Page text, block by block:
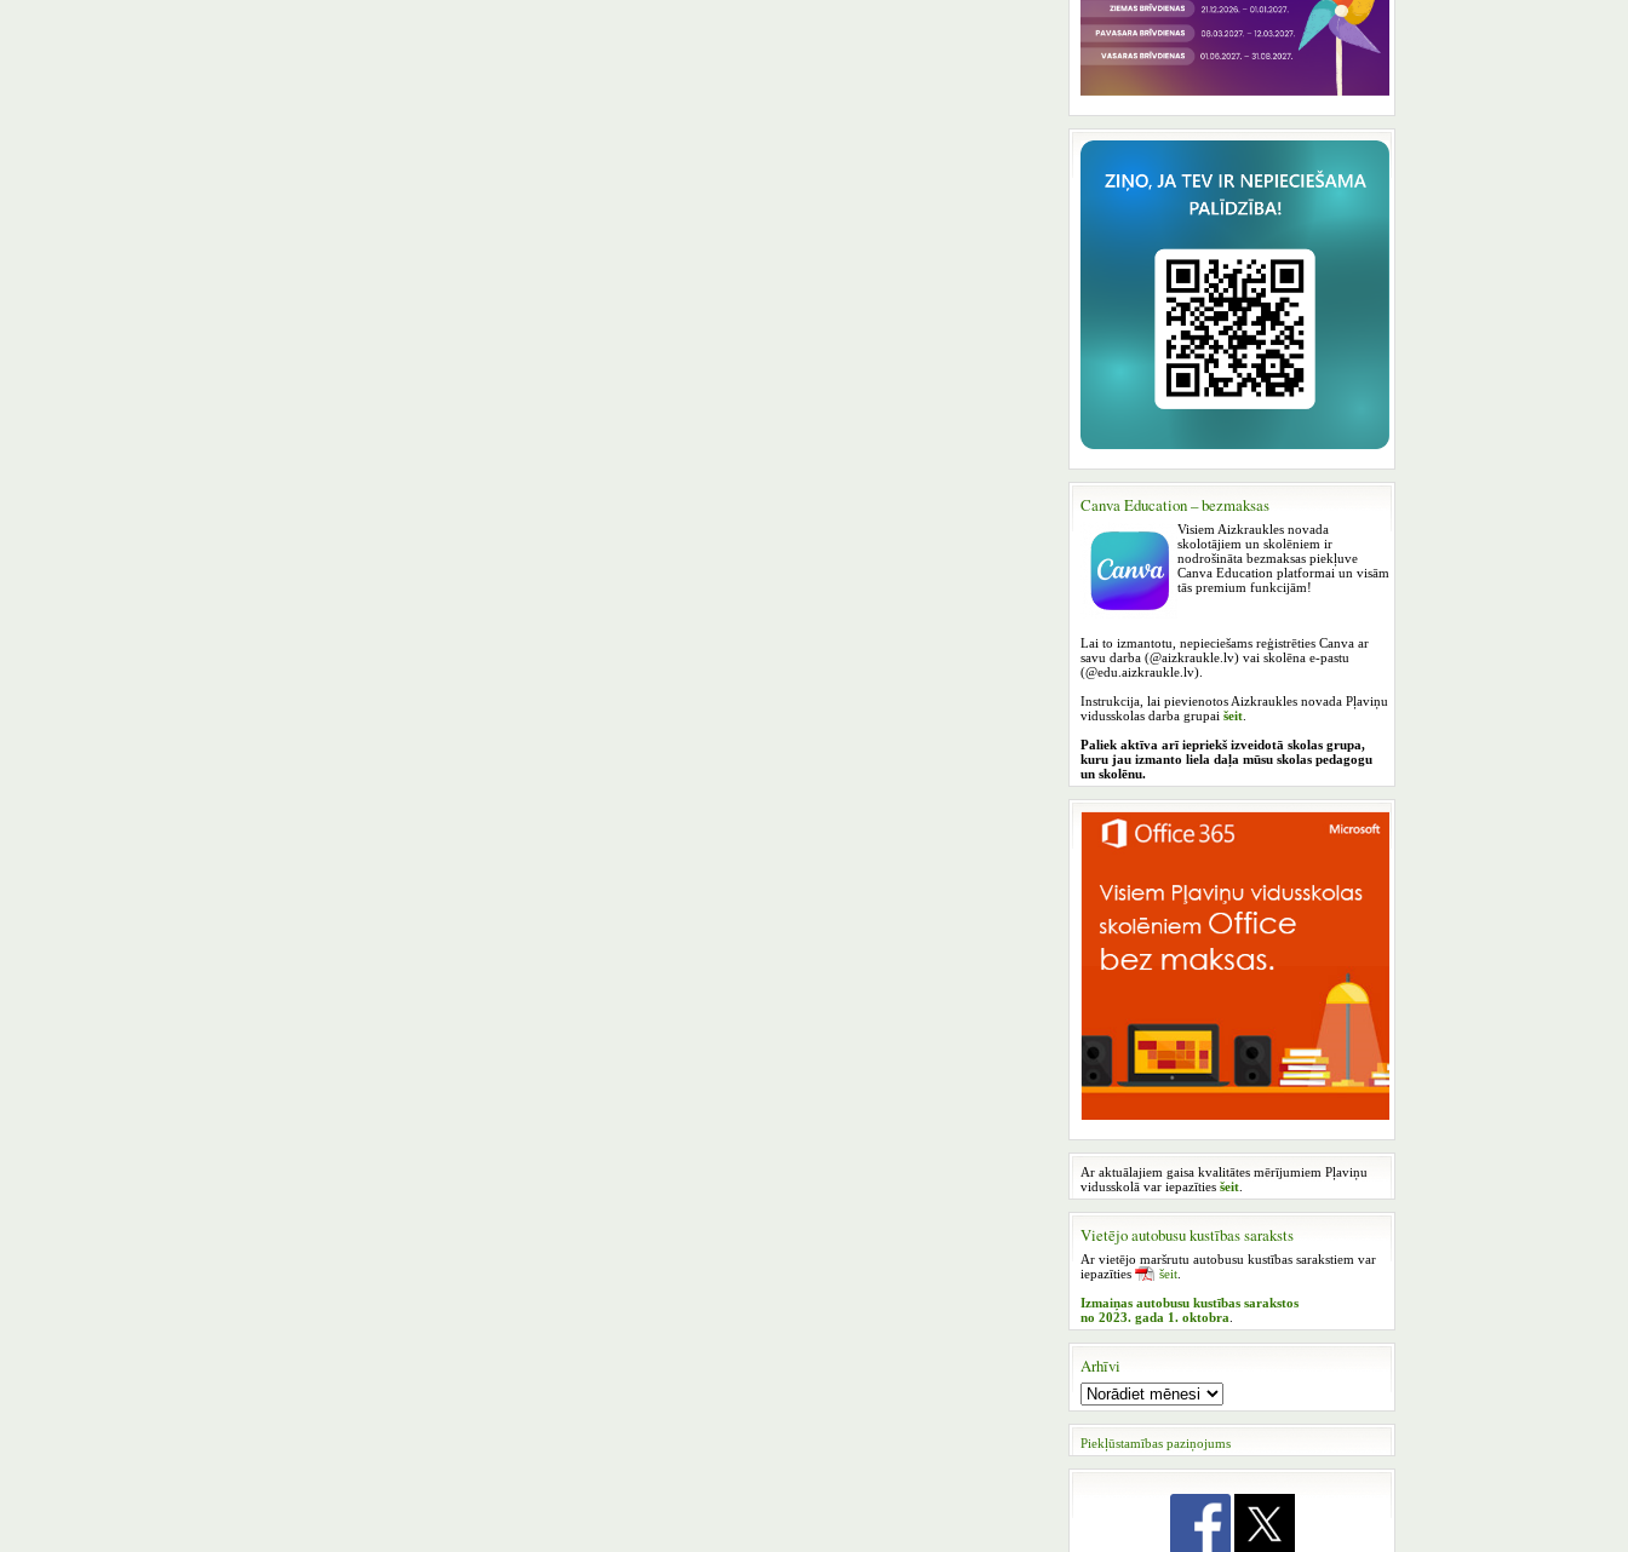
Canva Education – bezmaksas
Visiem Aizkraukles novada
skolotājiem un skolēniem ir
nodrošināta bezmaksas piekļuve
Canva Education platformai un visām
tās premium funkcijām!
Lai to izmantotu, nepieciešams reģistrēties Canva ar
savu darba (@aizkraukle.lv) vai skolēna e-pastu
(@edu.aizkraukle.lv).
Instrukcija, lai pievienotos Aizkraukles novada Pļaviņu
vidusskolas darba grupai šeit
Paliek aktīva arī iepriekš izveidotā skolas grupa,
kuru jau izmanto liela daļa mūsu skolas pedagogu
un skolēnu.
Ar aktuālajiem gaisa kvalitātes mērījumiem Pļaviņu
vidusskolā var iepazīties šeit
Vietējo autobusu kustības saraksts
Ar vietējo maršrutu autobusu kustības sarakstiem var
iepazīties
šeit
Izmaiņas autobusu kustības sarakstos
no 2023. gada 1. oktobra
Arhīvi
Piekļūstamības paziņojums